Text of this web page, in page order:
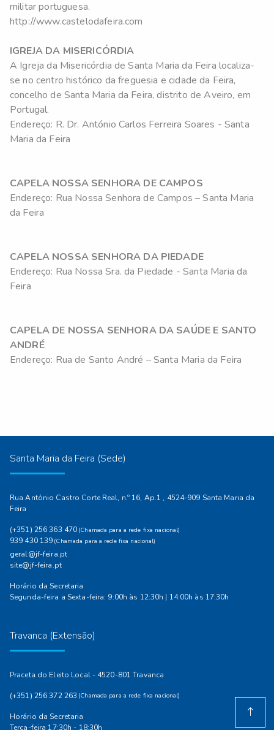
militar portuguesa.
http://www.castelodafeira.com
IGREJA DA MISERICÓRDIA
A Igreja da Misericórdia de Santa Maria da Feira localiza-
se no centro histórico da freguesia e cidade da Feira,
concelho de Santa Maria da Feira, distrito de Aveiro, em
Portugal.
Endereço: R. Dr. António Carlos Ferreira Soares - Santa
Maria da Feira
CAPELA NOSSA SENHORA DE CAMPOS
Endereço: Rua Nossa Senhora de Campos – Santa Maria
da Feira
CAPELA NOSSA SENHORA DA PIEDADE
Endereço: Rua Nossa Sra. da Piedade - Santa Maria da
Feira
CAPELA DE NOSSA SENHORA DA SAÚDE E SANTO
ANDRÉ
Endereço: Rua de Santo André – Santa Maria da Feira
Santa Maria da Feira (Sede)
Rua António Castro Corte Real, n.º 16, Ap.1 , 4524-909 Santa Maria da
Feira
(+351) 256 363 470 (Chamada para a rede fixa nacional)
939 430 139 (Chamada para a rede fixa nacional)
geral@jf-feira.pt
site@jf-feira.pt
Horário da Secretaria
Segunda-feira a Sexta-feira: 9:00h às 12:30h | 14:00h às 17:30h
Travanca (Extensão)
Praceta do Eleito Local - 4520-801 Travanca
(+351) 256 372 263 (Chamada para a rede fixa nacional)
Horário da Secretaria
Terça-feira 17:30h - 18:30h